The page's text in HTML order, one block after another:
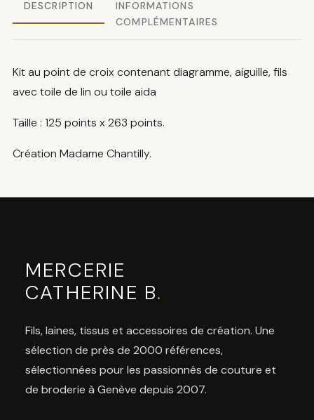
DESCRIPTION
INFORMATIONS
COMPLÉMENTAIRES
Kit au point de croix contenant diagramme, aiguille, fils
avec toile de lin ou toile aida
Taille : 125 points x 263 points.
Création Madame Chantilly.
MERCERIE
CATHERINE B.
Fils, laines, tissus et accessoires de création. Une
sélection de près de 2000 références,
sélectionnées pour les passionnés de couture et
de broderie à Genève depuis 2007.